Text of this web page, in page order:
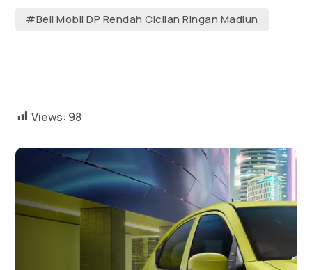
#Beli Mobil DP Rendah Cicilan Ringan Madiun
Views: 98